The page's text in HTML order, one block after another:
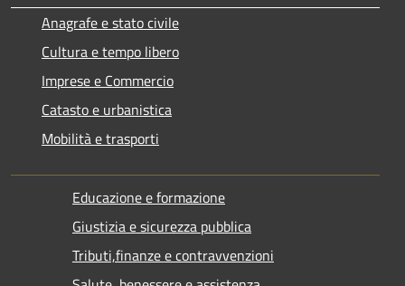
Anagrafe e stato civile
Cultura e tempo libero
Imprese e Commercio
Catasto e urbanistica
Mobilità e trasporti
Educazione e formazione
Giustizia e sicurezza pubblica
Tributi,finanze e contravvenzioni